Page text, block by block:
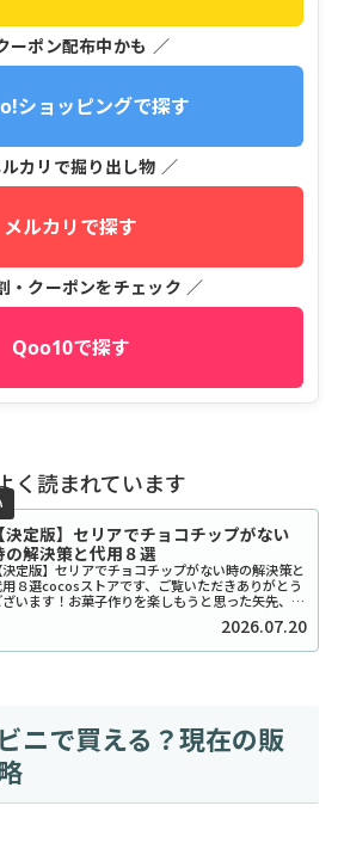
ーポン配布中かも ／
ショッピングで探す
カリで掘り出し物 ／
メルカリで探す
・クーポンをチェック ／
Qoo10で探す
く読まれています
【決定版】セリアでチョコチップがない
の解決策と代用８選
決定版】セリアでチョコチップがない時の解決策と
８選cocosストアです、ご覧いただきありがとう
ざいます！お菓子作りを楽しもうと思った矢先、セ
リアでチョコチップが「ない！」と困ったことはあり
ませんか？実は私も、クッキーを焼こうとした日...
2026.07.20
ニで買える？現在の販